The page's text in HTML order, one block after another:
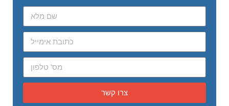
צרו קשר